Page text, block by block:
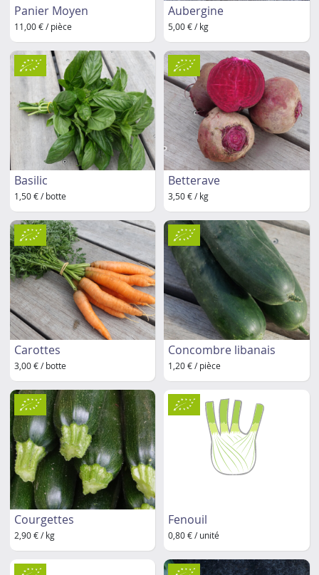
Panier Moyen
11,00 € / pièce
Aubergine
5,00 € / kg
Basilic
1,50 € / botte
Betterave
3,50 € / kg
Carottes
3,00 € / botte
Concombre libanais
1,20 € / pièce
Courgettes
2,90 € / kg
Fenouil
0,80 € / unité